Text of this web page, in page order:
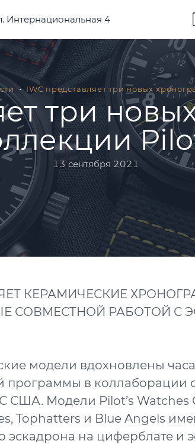
Интернациональная 4
IWC представляет три новых
три
13 сентября 2021
КЕРАМИЧЕСКИЕ
СОВМЕСТНОЙ РАБОТОЙ С
модели вдохновлены
программы в коллаборации
США. Модели Pilot’s Watches
Tophatters и Blue Angels
эскадрона на циферблате и